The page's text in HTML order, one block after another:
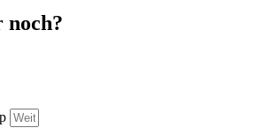
noch?